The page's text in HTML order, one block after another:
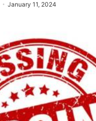
January 11, 2024